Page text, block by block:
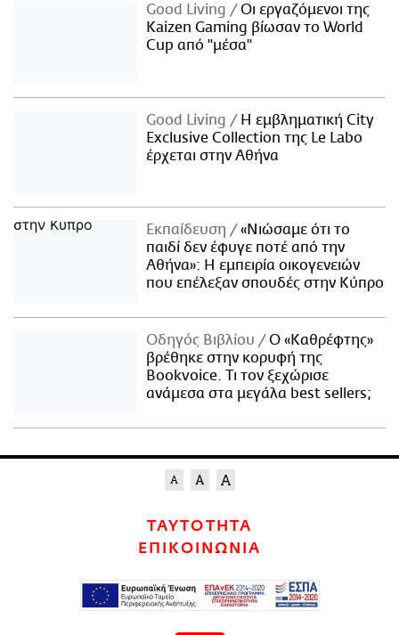
Good Living
Οι εργαζόμενοι της
Kaizen Gaming βίωσαν το World
Cup από "μέσα"
Good Living
Η εμβληματική City
Exclusive Collection της Le Labo
έρχεται στην Αθήνα
Εκπαίδευση
«Νιώσαμε ότι το
παιδί δεν έφυγε ποτέ από την
Αθήνα»: Η εμπειρία οικογενειών
που επέλεξαν σπουδές στην Κύπρο
Οδηγός Βιβλίου
Ο «Καθρέφτης»
βρέθηκε στην κορυφή της
Bookvoice. Τι τον ξεχώρισε
ανάμεσα στα μεγάλα best sellers;
ΤΑΥΤΟΤΗΤΑ
ΕΠΙΚΟΙΝΩΝΙΑ